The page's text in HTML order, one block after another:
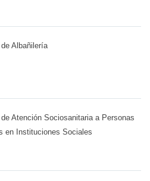
Albañilería
Atención Sociosanitaria a Personas
en Instituciones Sociales